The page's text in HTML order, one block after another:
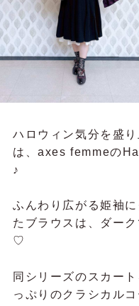
ハロウィン気分を盛
は、axes femmeの
♪
ふんわり広がる姫袖
たブラウスは、ダー
♡
同シリーズのスカー
っぷりのクラシカルコ